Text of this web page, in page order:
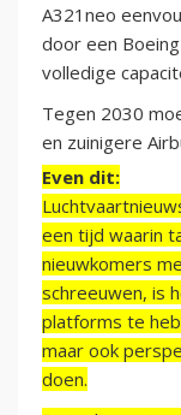
A321neo
door een
volledige
Tegen 2030
en zuinigere
Even dit:
een tijd waarin
nieuwkomers
schreeuwen, is
platforms te
maar ook
doen.